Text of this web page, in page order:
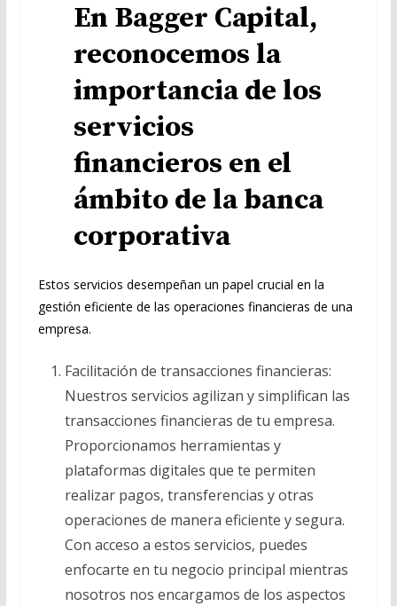
En Bagger Capital,
reconocemos la
importancia de los
servicios
financieros en el
ámbito de la banca
corporativa
Estos servicios desempeñan un papel crucial en la
gestión eficiente de las operaciones financieras de una
empresa.
Facilitación de transacciones financieras:
Nuestros servicios agilizan y simplifican las
transacciones financieras de tu empresa.
Proporcionamos herramientas y
plataformas digitales que te permiten
realizar pagos, transferencias y otras
operaciones de manera eficiente y segura.
Con acceso a estos servicios, puedes
enfocarte en tu negocio principal mientras
nosotros nos encargamos de los aspectos